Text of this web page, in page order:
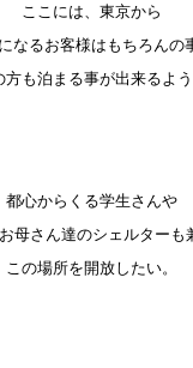
ここには、東京から
なるお客様はもちろんの
方も泊まる事が出来るよう
都心からくる学生さんや
母さん達のシェルターも
この場所を開放したい。